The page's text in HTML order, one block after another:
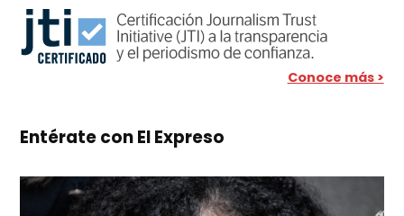
Conoce más >
Entérate con El Expreso